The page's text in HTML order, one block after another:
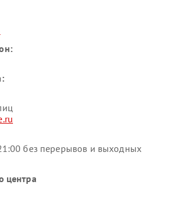
без перерывов и выходных
центра